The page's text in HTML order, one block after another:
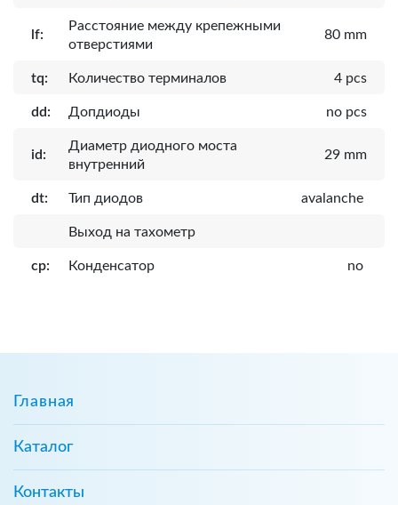
lf:
Расcтояние между крепежными
отверстиями
80 mm
tq: Количество терминалов 4 pcs
dd: Допдиоды no pcs
id:
Диаметр диодного моста
внутренний
29 mm
dt: Тип диодов avalanche
Выход на тахометр
cp: Конденсатор no
Главная
Каталог
Контакты